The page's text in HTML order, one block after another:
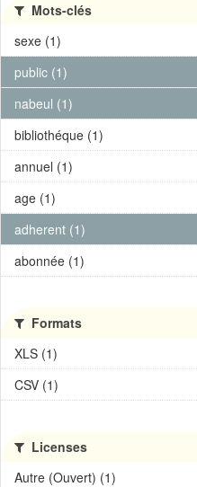
Mots-clés
sexe (1)
public (1)
nabeul (1)
bibliothéque (1)
annuel (1)
age (1)
adherent (1)
abonnée (1)
Formats
XLS (1)
CSV (1)
Licenses
Autre (Ouvert) (1)